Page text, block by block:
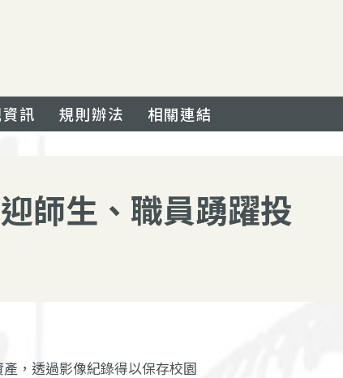
訊 規則辦法 相關連結
師生、職員踴躍投
，透過影像紀錄得以保存校園